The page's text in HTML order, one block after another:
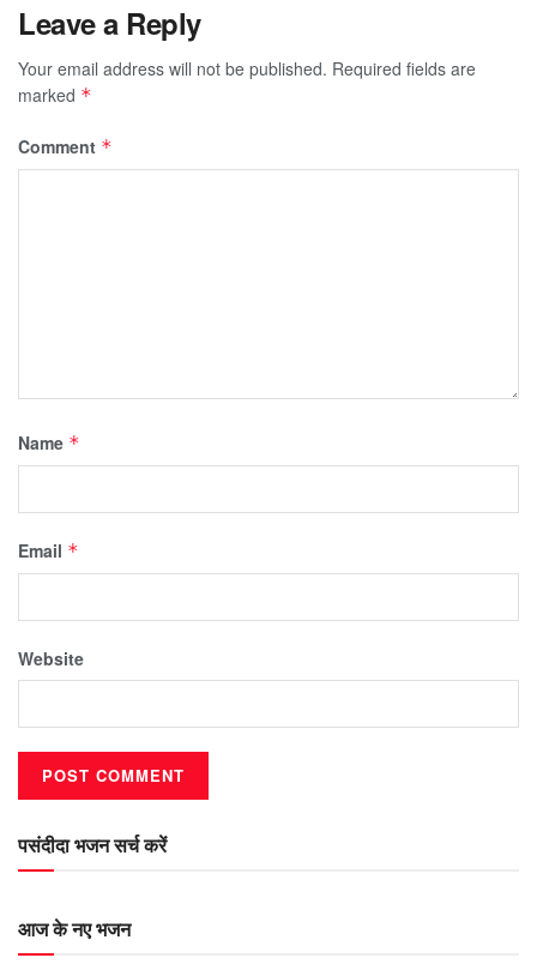
Leave a Reply
Your email address will not be published. Required fields are
marked *
Comment *
Name *
Email *
Website
पसंदीदा भजन सर्च करें
आज के नए भजन